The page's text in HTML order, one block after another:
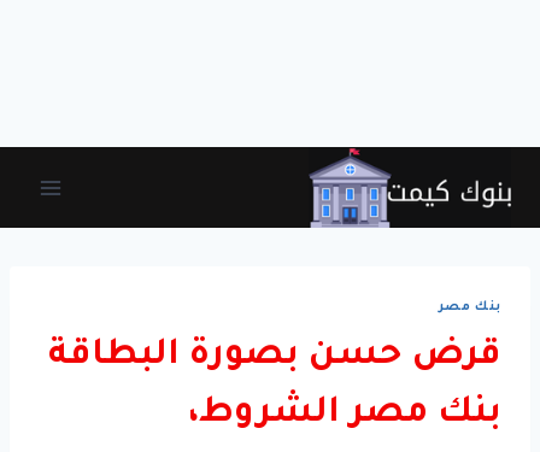
بنك مصر
قرض حسن بصورة البطاقة
بنك مصر الشروط،